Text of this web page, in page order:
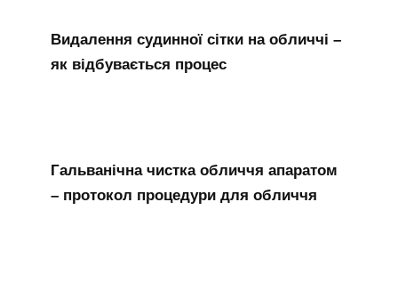
Видалення судинної сітки на обличчі –
як відбувається процес
Гальванічна чистка обличчя апаратом
– протокол процедури для обличчя